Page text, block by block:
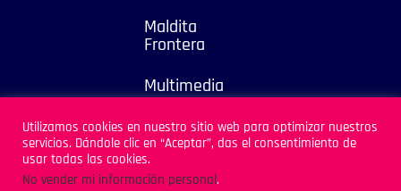
Maldita
Frontera
Multimedia
2025
Sitio Desarrollado por
Archipiélago
Utilizamos cookies en nuestro sitio web para optimizar nuestros
servicios. Dándole clic en “Aceptar”, das el consentimiento de
usar todas las cookies.
No vender mi información personal.